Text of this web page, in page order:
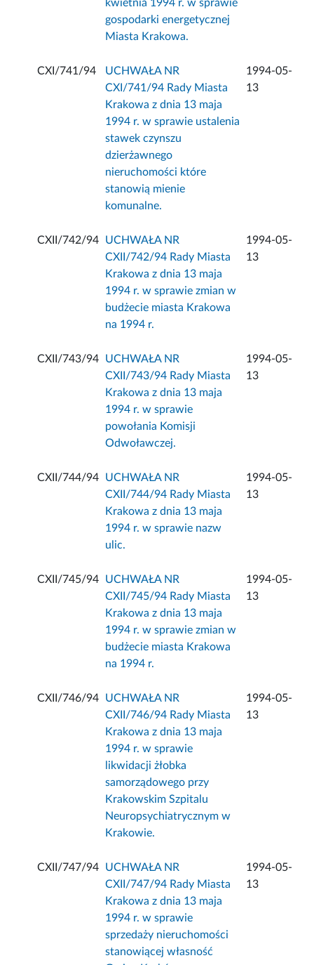
kwietnia 1994 r. w sprawie
gospodarki energetycznej
Miasta Krakowa.
CXI/741/94
UCHWAŁA NR
CXI/741/94 Rady Miasta
Krakowa z dnia 13 maja
1994 r. w sprawie ustalenia
stawek czynszu
dzierżawnego
nieruchomości które
stanowią mienie
komunalne.
1994-05-
13
CXII/742/94
UCHWAŁA NR
CXII/742/94 Rady Miasta
Krakowa z dnia 13 maja
1994 r. w sprawie zmian w
budżecie miasta Krakowa
na 1994 r.
1994-05-
13
CXII/743/94
UCHWAŁA NR
CXII/743/94 Rady Miasta
Krakowa z dnia 13 maja
1994 r. w sprawie
powołania Komisji
Odwoławczej.
1994-05-
13
CXII/744/94
UCHWAŁA NR
CXII/744/94 Rady Miasta
Krakowa z dnia 13 maja
1994 r. w sprawie nazw
ulic.
1994-05-
13
CXII/745/94
UCHWAŁA NR
CXII/745/94 Rady Miasta
Krakowa z dnia 13 maja
1994 r. w sprawie zmian w
budżecie miasta Krakowa
na 1994 r.
1994-05-
13
CXII/746/94
UCHWAŁA NR
CXII/746/94 Rady Miasta
Krakowa z dnia 13 maja
1994 r. w sprawie
likwidacji żłobka
samorządowego przy
Krakowskim Szpitalu
Neuropsychiatrycznym w
Krakowie.
1994-05-
13
CXII/747/94
UCHWAŁA NR
CXII/747/94 Rady Miasta
Krakowa z dnia 13 maja
1994 r. w sprawie
sprzedaży nieruchomości
stanowiącej własność
1994-05-
13